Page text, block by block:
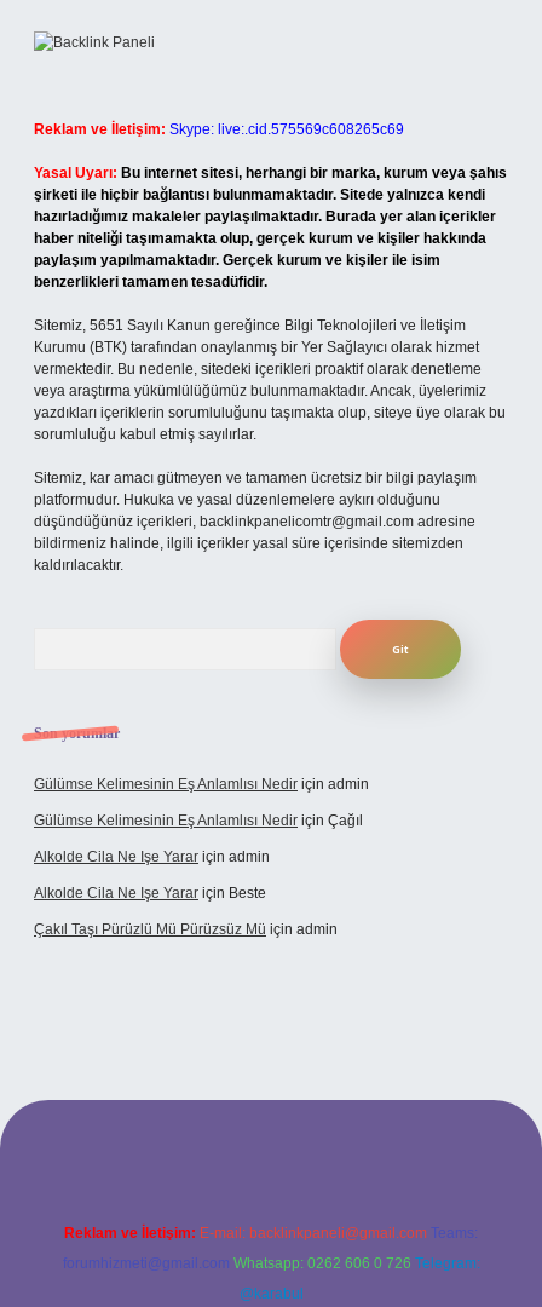
Reklam ve İletişim: Skype: live:.cid.575569c608265c69
Yasal Uyarı: Bu internet sitesi, herhangi bir marka, kurum veya şahıs
şirketi ile hiçbir bağlantısı bulunmamaktadır. Sitede yalnızca kendi
hazırladığımız makaleler paylaşılmaktadır. Burada yer alan içerikler
haber niteliği taşımamakta olup, gerçek kurum ve kişiler hakkında
paylaşım yapılmamaktadır. Gerçek kurum ve kişiler ile isim
benzerlikleri tamamen tesadüfidir.
Sitemiz, 5651 Sayılı Kanun gereğince Bilgi Teknolojileri ve İletişim
Kurumu (BTK) tarafından onaylanmış bir Yer Sağlayıcı olarak hizmet
vermektedir. Bu nedenle, sitedeki içerikleri proaktif olarak denetleme
veya araştırma yükümlülüğümüz bulunmamaktadır. Ancak, üyelerimiz
yazdıkları içeriklerin sorumluluğunu taşımakta olup, siteye üye olarak bu
sorumluluğu kabul etmiş sayılırlar.
Sitemiz, kar amacı gütmeyen ve tamamen ücretsiz bir bilgi paylaşım
platformudur. Hukuka ve yasal düzenlemelere aykırı olduğunu
düşündüğünüz içerikleri, backlinkpanelicomtr@gmail.com adresine
bildirmeniz halinde, ilgili içerikler yasal süre içerisinde sitemizden
kaldırılacaktır.
Son yorumlar
Gülümse Kelimesinin Eş Anlamlısı Nedir için admin
Gülümse Kelimesinin Eş Anlamlısı Nedir için Çağıl
Alkolde Cila Ne Işe Yarar için admin
Alkolde Cila Ne Işe Yarar için Beste
Çakıl Taşı Pürüzlü Mü Pürüzsüz Mü için admin
Reklam ve İletişim: E-mail: backlinkpaneli@gmail.com Teams:
forumhizmeti@gmail.com Whatsapp: 0262 606 0 726 Telegram:
@karabul